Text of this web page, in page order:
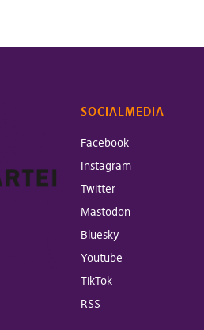
SOCIALMEDIA
Facebook
Instagram
Twitter
Mastodon
Bluesky
Youtube
TikTok
RSS